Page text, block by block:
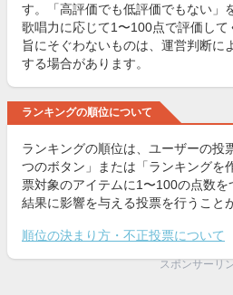
す。「高評価でも低評価でもない」
歌唱力に応じて1〜100点で評価し
旨にそぐわないものは、運営判断に
する場合があります。
ランキングの順位について
ランキングの順位は、ユーザーの投
つのボタン」または「ランキングを
票対象のアイテムに1〜100の点数
結果に影響を与える投票を行うこと
順位の決まり方・不正投票について
スポンサーリ